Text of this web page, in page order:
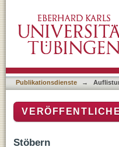
Publikationsdienste →
Stöbern